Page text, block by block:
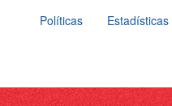
Políticas Estadísticas